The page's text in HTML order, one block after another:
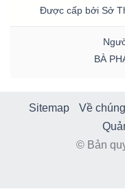
Được cấp bởi Sở
BÀ
Sitemap Về
© Bản